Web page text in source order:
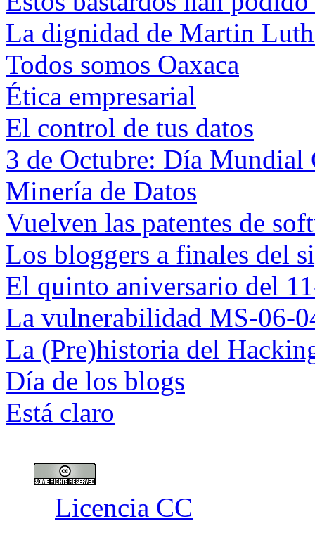
La dignidad de Martin
Todos somos Oaxaca
Ética empresarial
El control de tus datos
3 de Octubre: Día Mundial
Minería de Datos
Vuelven las patentes de
Los bloggers a finales del
El quinto aniversario del
La vulnerabilidad MS-06-
La (Pre)historia del
Día de los blogs
Está claro
Licencia CC